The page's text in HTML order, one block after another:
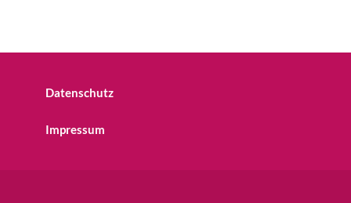
Datenschutz
Impressum